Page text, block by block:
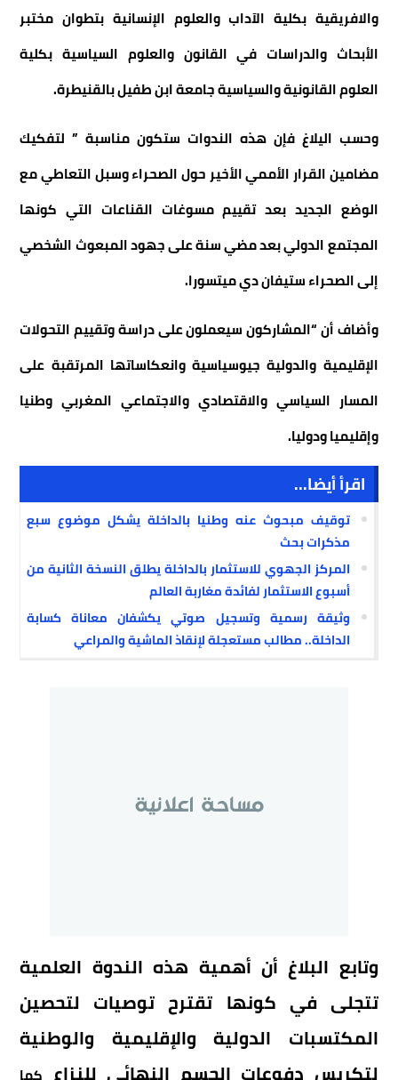
والافريقية بكلية الآداب والعلوم الإنسانية بتطوان مختبر
الأبحاث والدراسات في القانون والعلوم السياسية بكلية
العلوم القانونية والسياسية جامعة ابن طفيل بالقنيطرة.
وحسب اليلاغ فإن هذه الندوات ستكون مناسبة ” لتفكيك
مضامين القرار الأممي الأخير حول الصحراء وسبل التعاطي مع
الوضع الجديد بعد تقييم مسوغات القناعات التي كونها
المجتمع الدولي بعد مضي سنة على جهود المبعوث الشخصي
إلى الصحراء ستيفان دي ميتسورا.
وأضاف أن “المشاركون سيعملون على دراسة وتقييم التحولات
الإقليمية والدولية جيوسياسية وانعكاساتها المرتقبة على
المسار السياسي والاقتصادي والاجتماعي المغربي وطنيا
وإقليميا ودوليا.
اقرأ أيضا...
توقيف مبحوث عنه وطنيا بالداخلة يشكل موضوع سبع
مذكرات بحث
المركز الجهوي للاستثمار بالداخلة يطلق النسخة الثانية من
أسبوع الاستثمار لفائدة مغاربة العالم
وثيقة رسمية وتسجيل صوتي يكشفان معاناة كسابة
الداخلة.. مطالب مستعجلة لإنقاذ الماشية والمراعي
وتابع البلاغ أن أهمية هذه الندوة العلمية
تتجلى في كونها تقترح توصيات لتحصين
المكتسبات الدولية والإقليمية والوطنية